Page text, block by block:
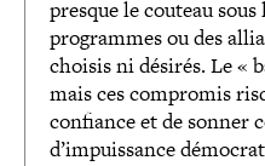
presque le couteau
pro­grammes ou des
choisis ni désirés. Le «
mais ces compromis
confiance et de sonner
d’impuissance